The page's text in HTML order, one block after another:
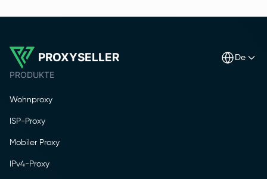
PROXYSELLER de
PRODUKTE
Wohnproxy
ISP-Proxy
Mobiler Proxy
IPv4-Proxy